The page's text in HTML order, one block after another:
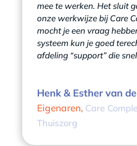
mee te werken. Het sluit
onze werkwijze bij Care
mocht je een vraag
systeem kun je goed
afdeling “support” die
Henk & Esther van
Eigenaren, Care
Thuiszorg